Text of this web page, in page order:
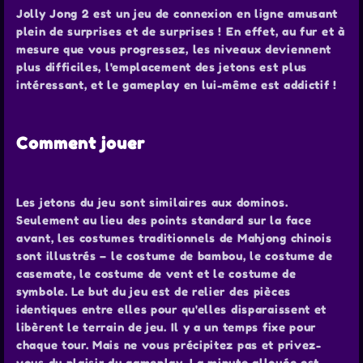
Jolly Jong 2 est un jeu de connexion en ligne amusant
plein de surprises et de surprises ! En effet, au fur et à
mesure que vous progressez, les niveaux deviennent
plus difficiles, l'emplacement des jetons est plus
intéressant, et le gameplay en lui-même est addictif !
Comment jouer
Les jetons du jeu sont similaires aux dominos.
Seulement au lieu des points standard sur la face
avant, les costumes traditionnels de Mahjong chinois
sont illustrés – le costume de bambou, le costume de
casemate, le costume de vent et le costume de
symbole. Le but du jeu est de relier des pièces
identiques entre elles pour qu'elles disparaissent et
libèrent le terrain de jeu. Il y a un temps fixe pour
chaque tour. Mais ne vous précipitez pas et privez-